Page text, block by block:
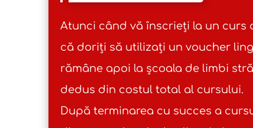
Atunci când vă înscrieți la un curs
că doriți să utilizați un voucher
rămâne apoi la școala de limbi
dedus din costul total al cursului.
După terminarea cu succes a